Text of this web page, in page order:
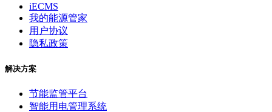
iECMS
我的能源管家
用户协议
隐私政策
解决方案
节能监管平台
智能用电管理系统